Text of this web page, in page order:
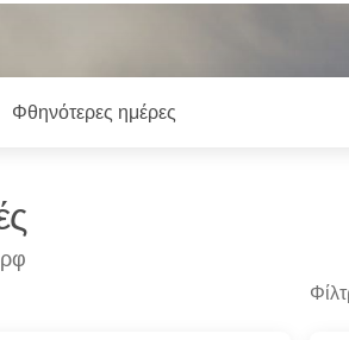
Φθηνότερες ημέρες